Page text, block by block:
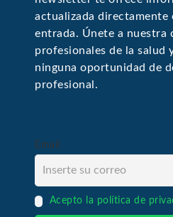
actualizada directamente
entrada. Únete a nuestra
profesionales de la salud
ninguna oportunidad de
profesional.
Email
Acepto la política de